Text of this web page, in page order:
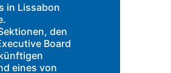
in Lissabon
den
Board
eines von